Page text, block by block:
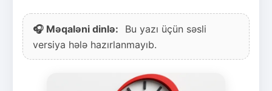
🎧 Məqaləni dinlə:
Bu yazı üçün səsli
versiya hələ hazırlanmayıb.